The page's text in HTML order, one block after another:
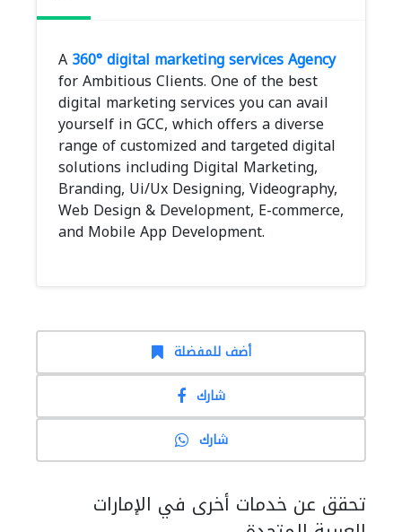
A360° digital marketing services Agency
for Ambitious Clients. One of the best
digital marketing services you can avail
yourself in GCC, which offers a diverse
range of customized and targeted digital
solutions including Digital Marketing,
Branding, Ui/Ux Designing, Videography,
Web Design & Development, E-commerce,
and Mobile App Development.
أضف للمفضلة
شارك
شارك
تحقق عن خدمات أخرى في الإمارات